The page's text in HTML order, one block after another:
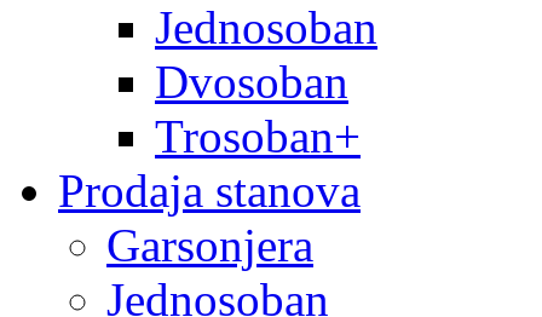
Jednosoban
Dvosoban
Trosoban+
Prodaja stanova
Garsonjera
Jednosoban